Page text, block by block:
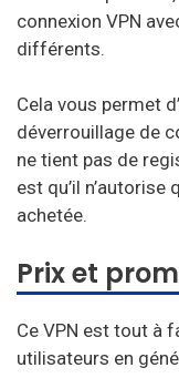
connexion VPN
différents.
Cela vous permet
déverrouillage de
ne tient pas de
est qu’il n’autorise
achetée.
Prix et
Ce VPN est tout à
utilisateurs en